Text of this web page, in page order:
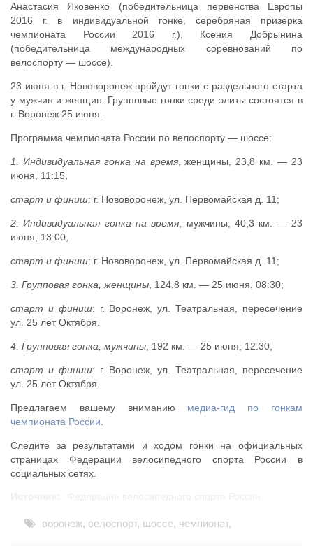
Анастасия Яковенко (победительница первенства Европы
2016 г. в индивидуальной гонке, серебряная призерка
чемпионата России 2016 г.), Ксения Добрынина
(победительница международных соревнований по
велоспорту — шоссе).
23 июня в г. Нововоронеж пройдут гонки с раздельного старта
у мужчин и женщин. Групповые гонки среди элиты состоятся в
г. Воронеж 25 июня.
Программа чемпионата России по велоспорту — шоссе:
1. Индивидуальная гонка на время, женщины, 23,8 км. — 23
июня, 11:15,
старт и финиш: г. Нововоронеж, ул. Первомайская д. 11;
2.Индивидуальная гонка на время, мужчины, 40,3 км. — 23
июня, 13:00,
старт и финиш: г. Нововоронеж, ул. Первомайская д. 11;
3. Групповая гонка, женщины, 124,8 км. — 25 июня, 08:30;
старт и финиш: г. Воронеж, ул. Театральная, пересечение
ул. 25 лет Октября.
4. Групповая гонка, мужчины, 192 км. — 25 июня, 12:30,
старт и финиш: г. Воронеж, ул. Театральная, пересечение
ул. 25 лет Октября.
Предлагаем вашему вниманию медиа-гид по гонкам
чемпионата России.
Следите за результатами и ходом гонки на официальных
страницах Федерации велосипедного спорта России в
социальных сетях.
воронеж, велоспорт, шоссе, чемпионат,